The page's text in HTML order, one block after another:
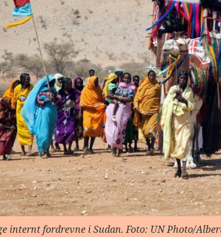
internt fordrevne i Sudan. Foto: UN Photo/